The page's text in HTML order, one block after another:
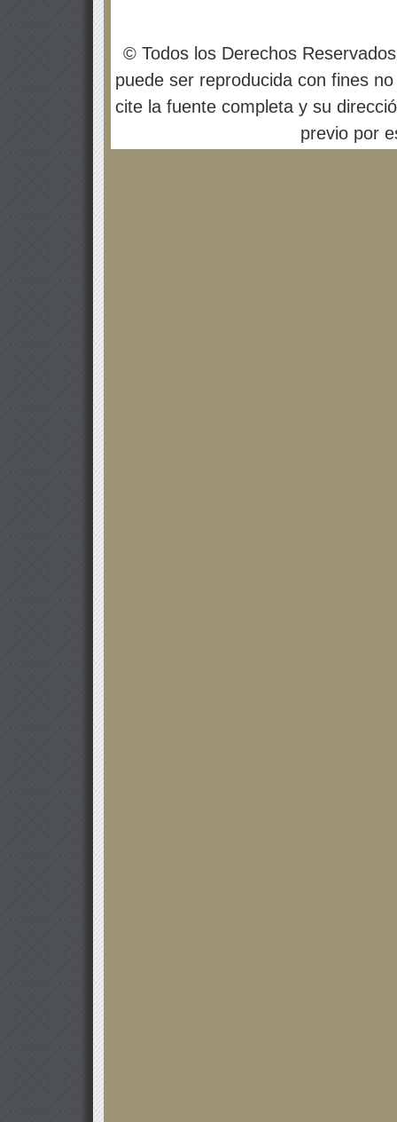
© Todos los Derechos
puede ser reproducida con fines
cite la fuente completa y su
previo por